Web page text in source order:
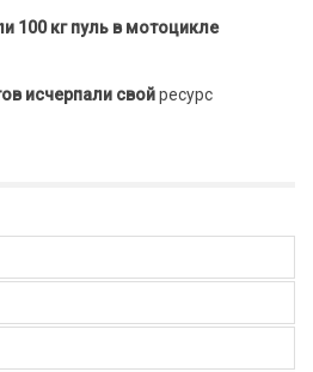
100 кг пуль в мотоцикле
исчерпали свойресурс